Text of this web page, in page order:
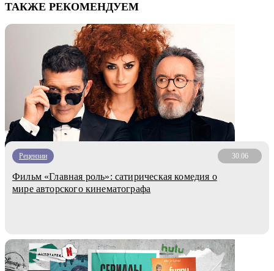
ТАКЖЕ РЕКОМЕНДУЕМ
Рецензии 30.06
Фильм «Главная роль»: сатирическая комедия о
мире авторского кинематографа